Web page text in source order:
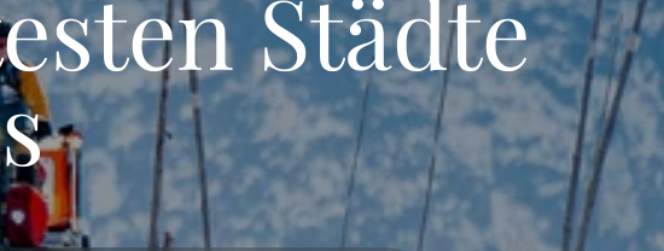
Städte